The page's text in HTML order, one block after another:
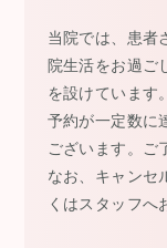
当院では、患者
院生活をお過ご
を設けています。
予約が一定数に
ございます。ご
なお、キャンセ
くはスタッフへ